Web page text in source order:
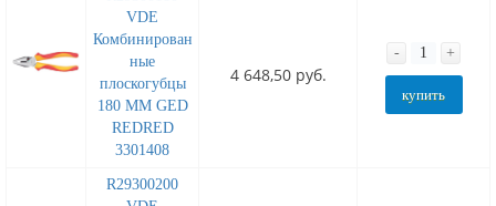
VDE
Комбинирован
ные
плоскогубцы
180 MM GED
REDRED
3301408
4 648,50 руб.
- +
купить
R29300200